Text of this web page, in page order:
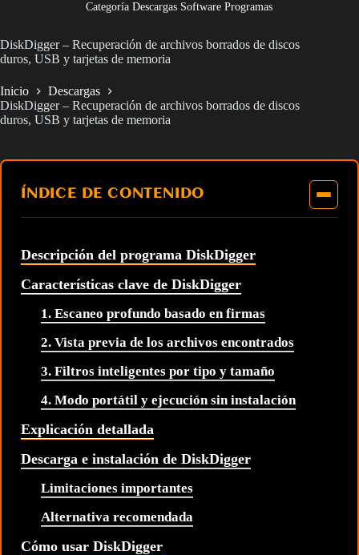
Categoría Descargas Software Programas
DiskDigger – Recuperación de archivos borrados de discos
duros, USB y tarjetas de memoria
Inicio
Descargas
DiskDigger – Recuperación de archivos borrados de discos
duros, USB y tarjetas de memoria
ÍNDICE DE CONTENIDO
Descripción del programa DiskDigger
Características clave de DiskDigger
1. Escaneo profundo basado en firmas
2. Vista previa de los archivos encontrados
3. Filtros inteligentes por tipo y tamaño
4. Modo portátil y ejecución sin instalación
Explicación detallada
Descarga e instalación de DiskDigger
Limitaciones importantes
Alternativa recomendada
Cómo usar DiskDigger